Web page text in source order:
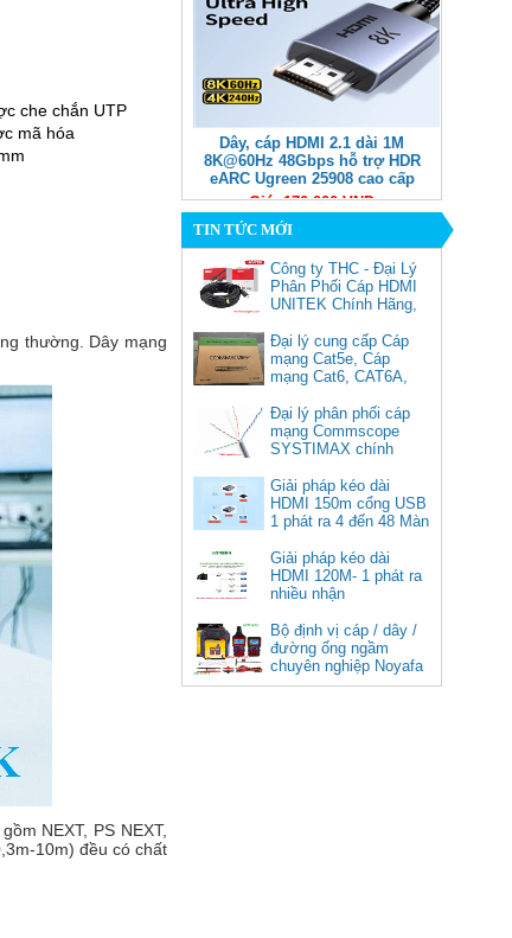
che chắn UTP
mã hóa
thường. Dây mạng
NEXT, PS NEXT,
10m) đều có chất
Dây, cáp HDMI 2.1 dài 1M
8K@60Hz 48Gbps hỗ trợ HDR
eARC Ugreen 25908 cao cấp
Giá: 170,000 VNĐ
Cáp chuyển USB Type-C sang
Displayport 1.4 độ phân giải
cao cấp
Giá: 350,000 VNĐ
TIN TỨC MỚI
Công ty THC - Đại Lý
Phân Phối Cáp HDMI
UNITEK Chính Hãng,
Đại lý cung cấp Cáp
mạng Cat5e, Cáp
mạng Cat6, CAT6A,
Commscope
Đại lý phân phối cáp
mạng Commscope
SYSTIMAX chính
Giải pháp kéo dài
HDMI 150m cổng USB
1 phát ra 4 đến 48 Màn
Giải pháp kéo dài
HDMI 120M- 1 phát ra
nhiều nhận
Bộ định vị cáp / dây /
đường ống ngầm
chuyên nghiệp Noyafa
NF-826